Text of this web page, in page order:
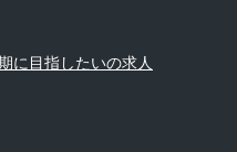
に目指したいの求人